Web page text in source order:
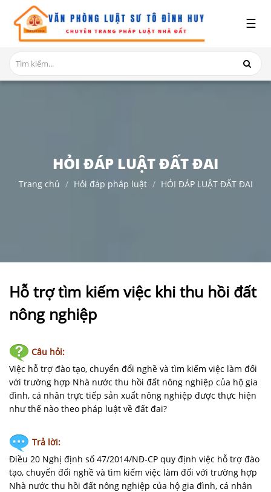
GIỚI
THIỆU
DỊCH
TỤC
ĐẤT
VĂN
-
BIỂU
MẪU
LIÊN
HỆ
☰
HỎI ĐÁP LUẬT ĐẤT ĐAI
Trang chủ Hỏi đáp pháp luật HỎI ĐÁP LUẬT ĐẤT ĐAI
Hỗ trợ tìm kiếm việc khi thu hồi đất
nông nghiệp
Câu hỏi:
Việc hỗ trợ đào tạo, chuyển đổi nghề và tìm kiếm việc làm đối
với trường hợp Nhà nước thu hồi đất nông nghiệp của hộ gia
đình, cá nhân trực tiếp sản xuất nông nghiệp được thực hiện
như thế nào theo pháp luật về đất đai?
Trả lời:
Điều 20 Nghị định số 47/2014/NĐ-CP quy định việc hỗ trợ đào
tạo, chuyển đổi nghề và tìm kiếm việc làm đối với trường hợp
Nhà nước thu hồi đất nông nghiệp của hộ gia đình, cá nhân